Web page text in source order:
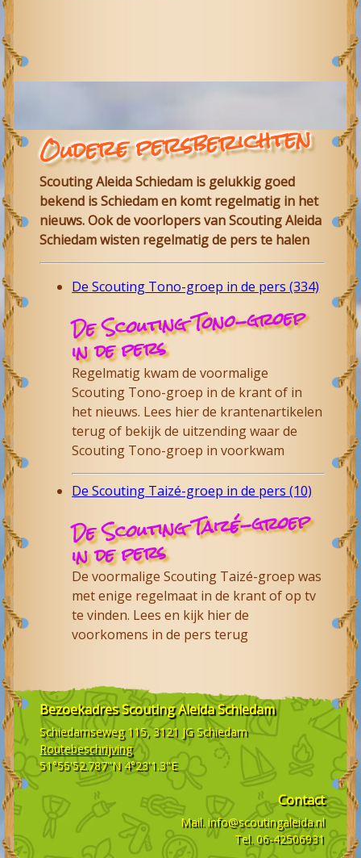
Oudere persberichten
Scouting Aleida Schiedam is gelukkig goed
bekend is Schiedam en komt regelmatig in het
nieuws. Ook de voorlopers van Scouting Aleida
Schiedam wisten regelmatig de pers te halen
De Scouting Tono-groep in de pers (334)
De Scouting Tono-groep
in de pers
Regelmatig kwam de voormalige
Scouting Tono-groep in de krant of in
het nieuws. Lees hier de krantenartikelen
terug of bekijk de uitzending waar de
Scouting Tono-groep in voorkwam
De Scouting Taizé-groep in de pers (10)
De Scouting Taizé-groep
in de pers
De voormalige Scouting Taizé-groep was
met enige regelmaat in de krant of op tv
te vinden. Lees en kijk hier de
voorkomens in de pers terug
BezoekadresScouting Aleida Schiedam
Schiedamseweg 115, 3121 JG Schiedam
Routebeschrijving
51°55'52.787"N 4°23'1.3"E
Contact
Mail. info@scoutingaleida.nl
Tel. 06-42506931